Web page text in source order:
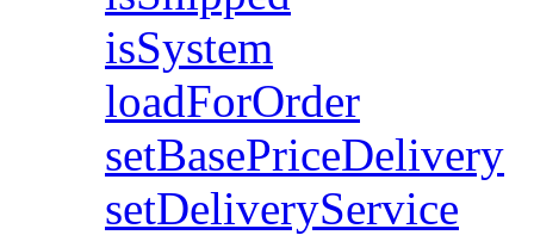
isSystem
loadForOrder
setBasePriceDelivery
setDeliveryService